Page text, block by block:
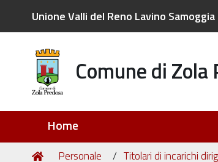
Unione Valli del Reno Lavino Samoggia
Comune di
Home
Tu
Home
Personale Titolari di incarichi